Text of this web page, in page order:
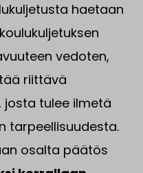
haetaan
vedoten,
riittävä
tulee ilmetä
tarpeellisuudesta.
osalta päätös